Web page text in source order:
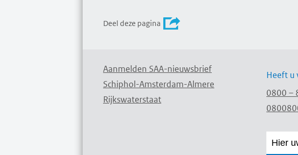
Deel deze pagina
Aanmelden SAA-nieuwsbrief
Schiphol-Amsterdam-Almere
Rijkswaterstaat
Heeft u
0800 –